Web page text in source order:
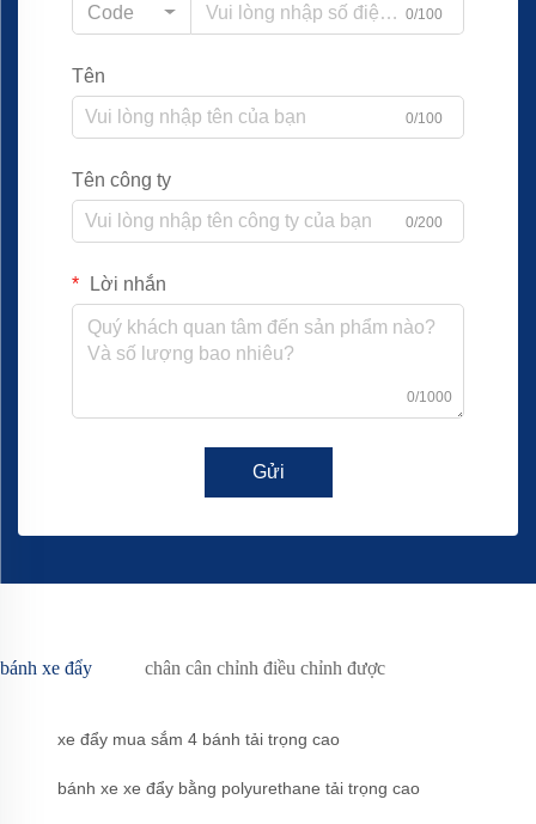
Code
0/100
Tên
0/100
Tên công ty
0/200
Lời nhắn
0/1000
Gửi
bánh xe đẩy chân cân chỉnh điều chỉnh được
xe đẩy mua sắm 4 bánh tải trọng cao
bánh xe xe đẩy bằng polyurethane tải trọng cao